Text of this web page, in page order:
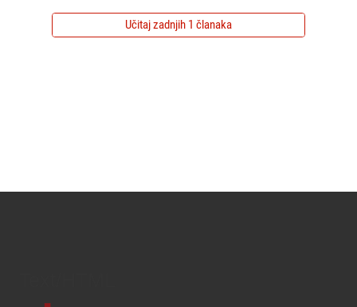
Učitaj zadnjih 1 članaka